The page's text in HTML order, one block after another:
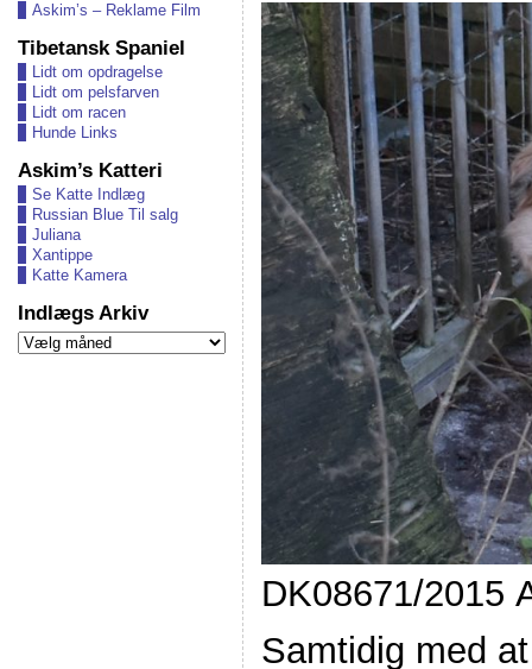
Askim’s – Reklame Film
Tibetansk Spaniel
Lidt om opdragelse
Lidt om pelsfarven
Lidt om racen
Hunde Links
Askim’s Katteri
Se Katte Indlæg
Russian Blue Til salg
Juliana
Xantippe
Katte Kamera
Indlægs Arkiv
Indlægs
Arkiv
DK08671/2015
Samtidig med